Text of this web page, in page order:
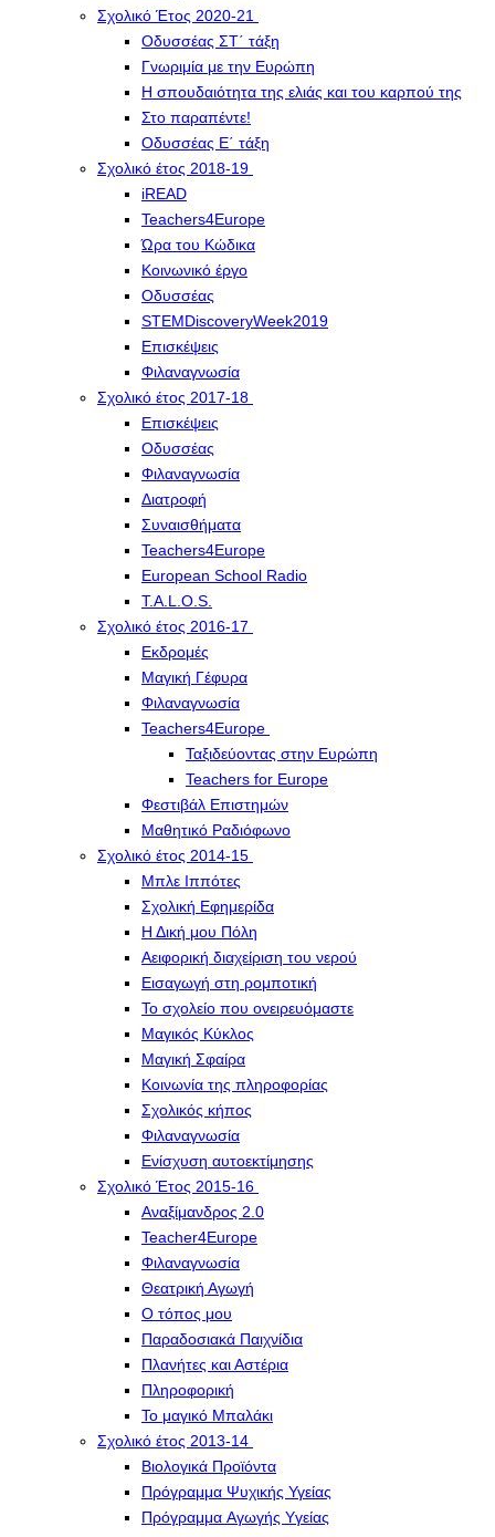
Σχολικό Έτος 2020-21
Οδυσσέας ΣΤ΄ τάξη
Γνωριμία με την Ευρώπη
Η σπουδαιότητα της ελιάς και του καρπού της
Στο παραπέντε!
Οδυσσέας Ε΄ τάξη
Σχολικό έτος 2018-19
iREAD
Teachers4Europe
Ώρα του Κώδικα
Κοινωνικό έργο
Οδυσσέας
STEMDiscoveryWeek2019
Επισκέψεις
Φιλαναγνωσία
Σχολικό έτος 2017-18
Επισκέψεις
Οδυσσέας
Φιλαναγνωσία
Διατροφή
Συναισθήματα
Teachers4Europe
European School Radio
T.A.L.O.S.
Σχολικό έτος 2016-17
Εκδρομές
Μαγική Γέφυρα
Φιλαναγνωσία
Teachers4Europe
Ταξιδεύοντας στην Ευρώπη
Teachers for Europe
Φεστιβάλ Επιστημών
Μαθητικό Ραδιόφωνο
Σχολικό έτος 2014-15
Μπλε Ιππότες
Σχολική Εφημερίδα
Η Δική μου Πόλη
Αειφορική διαχείριση του νερού
Εισαγωγή στη ρομποτική
Το σχολείο που ονειρευόμαστε
Μαγικός Κύκλος
Μαγική Σφαίρα
Kοινωνία της πληροφορίας
Σχολικός κήπος
Φιλαναγνωσία
Eνίσχυση αυτοεκτίμησης
Σχολικό Έτος 2015-16
Αναξίμανδρος 2.0
Teacher4Europe
Φιλαναγνωσία
Θεατρική Αγωγή
Ο τόπος μου
Παραδοσιακά Παιχνίδια
Πλανήτες και Αστέρια
Πληροφορική
Το μαγικό Μπαλάκι
Σχολικό έτος 2013-14
Βιολογικά Προϊόντα
Πρόγραμμα Ψυχικής Υγείας
Πρόγραμμα Aγωγής Yγείας